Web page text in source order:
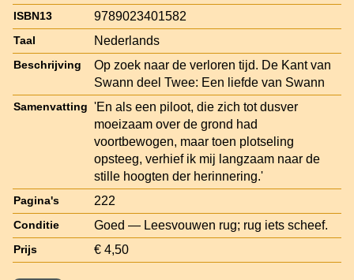
ISBN13 9789023401582
Taal Nederlands
Beschrijving
Op zoek naar de verloren tijd. De Kant van
Swann deel Twee: Een liefde van Swann
Samenvatting 'En als een piloot, die zich tot dusver
moeizaam over de grond had
voortbewogen, maar toen plotseling
opsteeg, verhief ik mij langzaam naar de
stille hoogten der herinnering.'
Pagina's 222
Conditie Goed — Leesvouwen rug; rug iets scheef.
Prijs € 4,50